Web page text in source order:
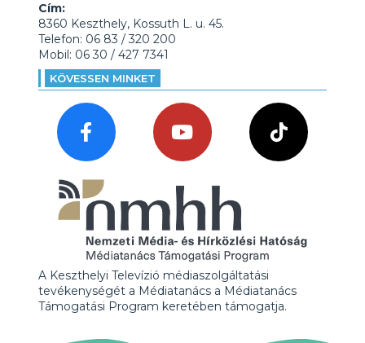
Cím:
8360 Keszthely, Kossuth L. u. 45.
Telefon: 06 83 / 320 200
Mobil: 06 30 / 427 7341
KÖVESSEN MINKET
A Keszthelyi Televízió médiaszolgáltatási
tevékenységét a Médiatanács a Médiatanács
Támogatási Program keretében támogatja.